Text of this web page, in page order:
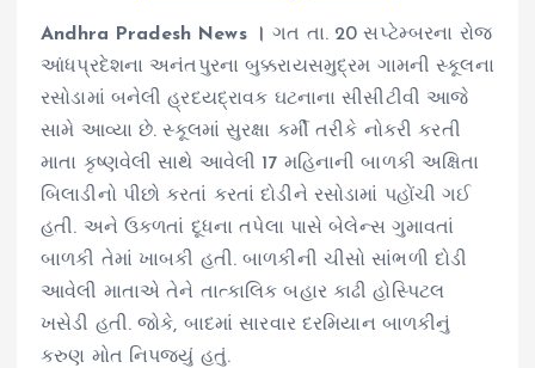
Andhra Pradesh News । ગત તા. 20 સપ્ટેમ્બરના રોજ
આંધપ્રદેશના અનંતપુરના બુક્કરાયસમુદ્રમ ગામની સ્કૂલના
રસોડામાં બનેલી હ્રદયદ્રાવક ઘટનાના સીસીટીવી આજે
સામે આવ્યા છે. સ્કૂલમાં સુરક્ષા કર્મી તરીકે નોકરી કરતી
માતા કૃષ્ણવેલી સાથે આવેલી 17 મહિનાની બાળકી અક્ષિતા
બિલાડીનો પીછો કરતાં કરતાં દોડીને રસોડામાં પહોંચી ગઈ
હતી. અને ઉકળતાં દૂધના તપેલા પાસે બેલેન્સ ગુમાવતાં
બાળકી તેમાં ખાબકી હતી. બાળકીની ચીસો સાંભળી દોડી
આવેલી માતાએ તેને તાત્કાલિક બહાર કાઢી હોસ્પિટલ
ખસેડી હતી. જોકે, બાદમાં સારવાર દરમિયાન બાળકીનું
કરુણ મોત નિપજ્યું હતું.